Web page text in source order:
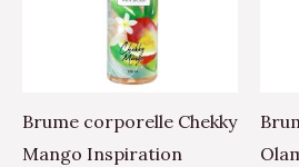
Brume corporelle Chekky
Mango Inspiration